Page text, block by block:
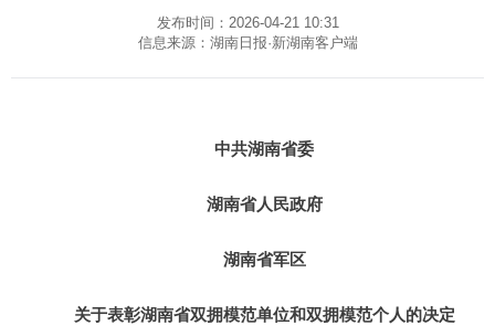
发布时间：2026-04-21 10:31
信息来源：湖南日报·新湖南客户端
中共湖南省委
湖南省人民政府
湖南省军区
关于表彰湖南省双拥模范单位和双拥模范个人的决定